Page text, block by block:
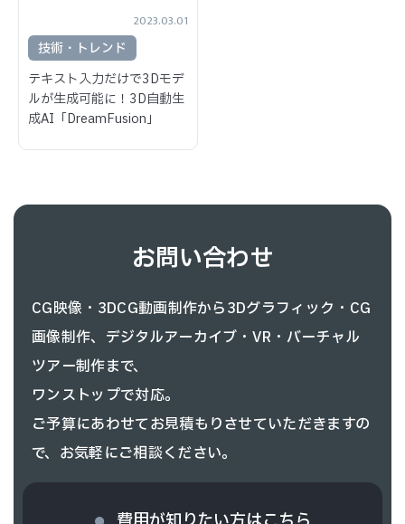
2023.03.01
技術・トレンド
テキスト入力だけで3Dモデ
ルが生成可能に！3D自動生
成AI「DreamFusion」
お問い合わせ
CG映像・3DCG動画制作から3Dグラフィック・CG
画像制作、 デジタルアーカイブ・VR・バーチャル
ツアー制作まで、
ワンストップで対応。
ご予算にあわせてお見積もりさせていただきますの
で、お気軽にご相談ください。